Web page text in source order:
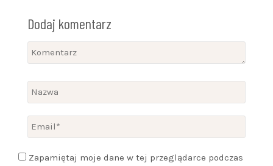
Dodaj komentarz
Zapamiętaj moje dane w tej przeglądarce podczas